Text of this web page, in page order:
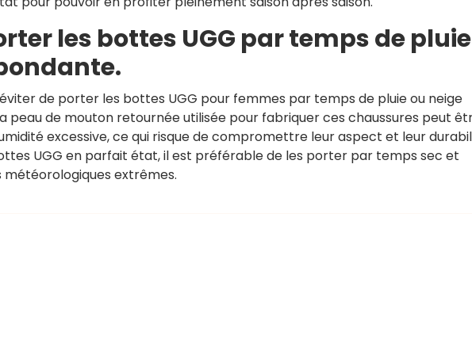
les bottes UGG par temps de pluie
de porter les bottes UGG pour femmes par temps de pluie ou neige
peau de mouton retournée utilisée pour fabriquer ces chaussures peut
excessive, ce qui risque de compromettre leur aspect et leur
UGG en parfait état, il est préférable de les porter par temps sec et
météorologiques extrêmes.